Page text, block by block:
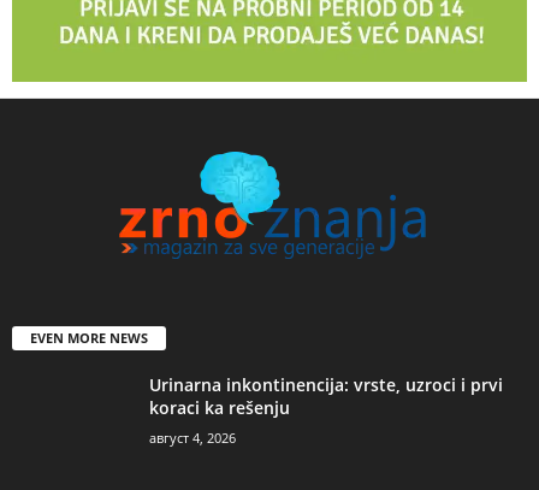
EVEN MORE NEWS
Urinarna inkontinencija: vrste, uzroci i prvi
koraci ka rešenju
август 4, 2026